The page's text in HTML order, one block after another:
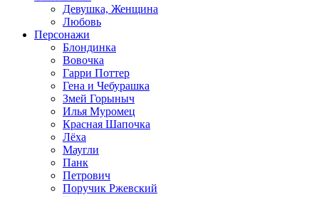
Девушка, Женщина
Любовь
Персонажи
Блондинка
Вовочка
Гарри Поттер
Гена и Чебурашка
Змей Горыныч
Илья Муромец
Красная Шапочка
Лёха
Маугли
Панк
Петрович
Поручик Ржевский